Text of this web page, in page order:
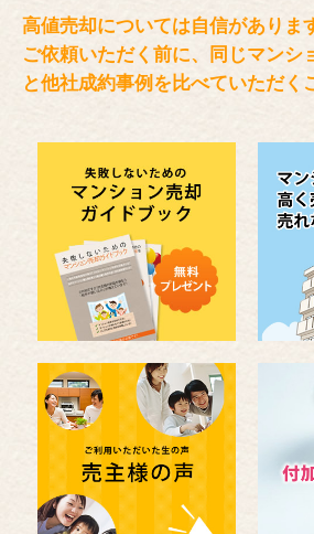
高値売却については自信がありま
ご依頼いただく前に、同じマンシ
と他社成約事例を比べていただく